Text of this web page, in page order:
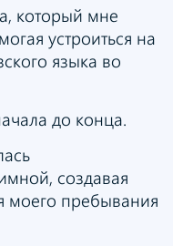
который мне
устроиться на
языка во
до конца.
создавая
моего пребывания